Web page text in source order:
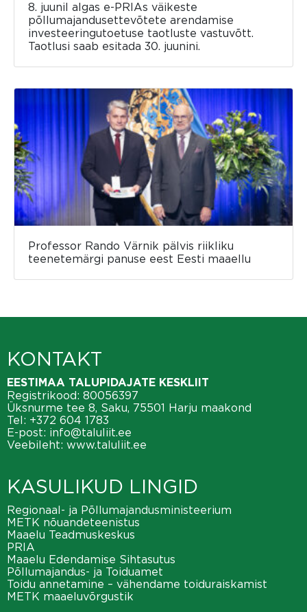
8. juunil algas e-PRIAs väikeste
põllumajandusettevõtete arendamise
investeeringutoetuse taotluste vastuvõtt.
Taotlusi saab esitada 30. juunini.
Professor Rando Värnik pälvis riikliku
teenetemärgi panuse eest Eesti maaellu
KONTAKT
EESTIMAA TALUPIDAJATE KESKLIIT
Registrikood: 80056397
Üksnurme tee 8, Saku, 75501 Harju maakond
Tel: +372 604 1783
E-post: info@taluliit.ee
Veebileht: www.taluliit.ee
KASULIKUD LINGID
Regionaal- ja Põllumajandusministeerium
METK nõuandeteenistus
Maaelu Teadmuskeskus
PRIA
Maaelu Edendamise Sihtasutus
Põllumajandus- ja Toiduamet
Toidu annetamine – vähendame toiduraiskamist
METK maaeluvõrgustik